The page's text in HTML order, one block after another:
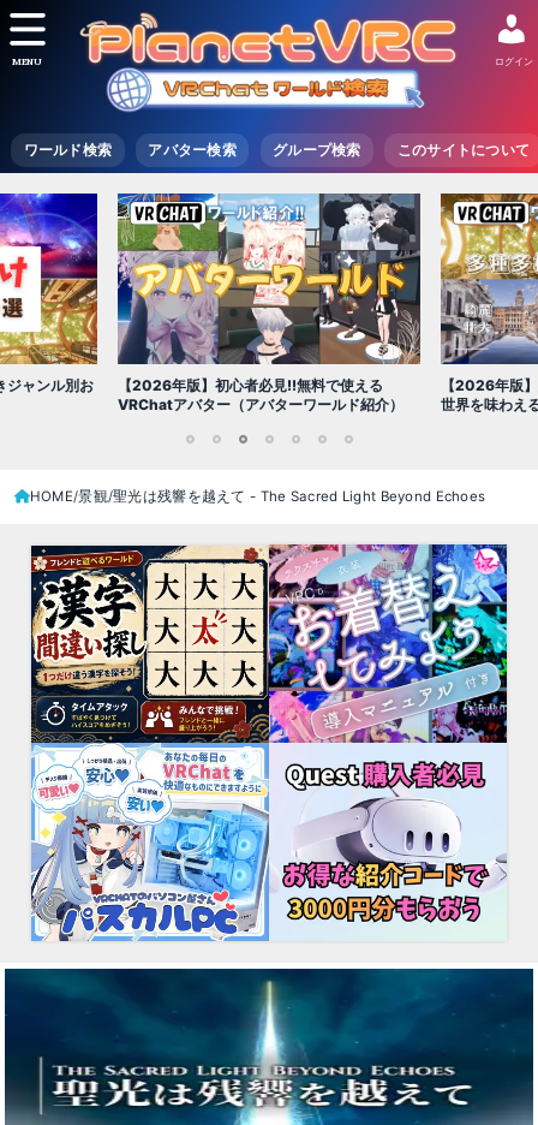
ワールド検索 アバター検索 グループ検索 このサイトについて
ログイン
MENU
ジャンル別お
【2026年版】初心者必見!!無料で使える
VRChatアバター（アバターワールド紹介）
【2026年版
世界を味わえ
HOME 景観 聖光は残響を越えて - The Sacred Light Beyond Echoes